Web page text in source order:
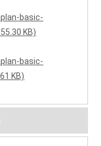
basic-
KB)
basic-
KB)